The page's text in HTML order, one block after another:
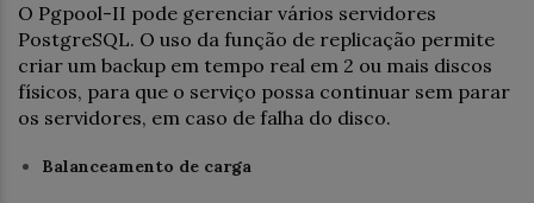
O Pgpool-II pode gerenciar vários servidores
PostgreSQL. O uso da função de replicação permite
criar um backup em tempo real em 2 ou mais discos
físicos, para que o serviço possa continuar sem parar
os servidores, em caso de falha do disco.
Balanceamento de carga